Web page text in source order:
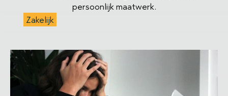
persoonlijk maatwerk.
Zakelijk